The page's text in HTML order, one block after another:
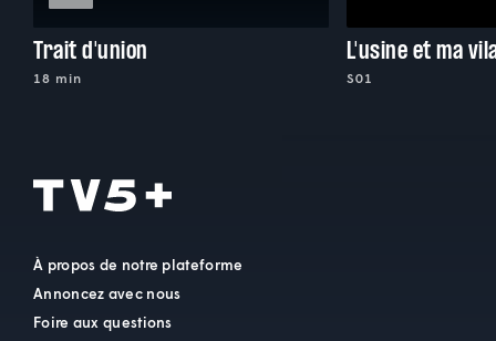
Trait d'union
18 min S01
À propos de notre plateforme
Annoncez avec nous
Foire aux questions